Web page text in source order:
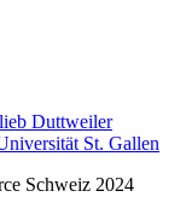
Duttweiler
St. Gallen
Schweiz 2024